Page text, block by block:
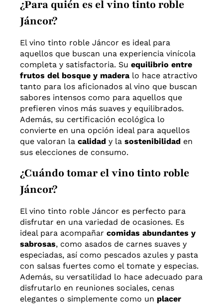
¿Para quién es el vino tinto roble
Jáncor?
El vino tinto roble Jáncor es ideal para
aquellos que buscan una experiencia vinícola
completa y satisfactoria. Su equilibrio entre
frutos del bosque y madera lo hace atractivo
tanto para los aficionados al vino que buscan
sabores intensos como para aquellos que
prefieren vinos más suaves y equilibrados.
Además, su certificación ecológica lo
convierte en una opción ideal para aquellos
que valoran la calidad y la sostenibilidad en
sus elecciones de consumo.
¿Cuándo tomar el vino tinto roble
Jáncor?
El vino tinto roble Jáncor es perfecto para
disfrutar en una variedad de ocasiones. Es
ideal para acompañar comidas abundantes y
sabrosas, como asados de carnes suaves y
especiadas, así como pescados azules y pasta
con salsas fuertes como el tomate y especias.
Además, su versatilidad lo hace adecuado para
disfrutarlo en reuniones sociales, cenas
elegantes o simplemente como un placer